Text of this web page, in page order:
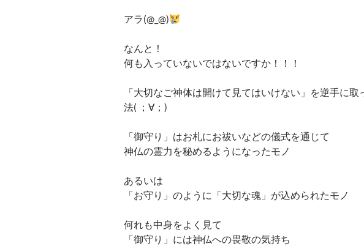
アラ(@_@)
なんと！
何も入っていないではないですか！！！
「大切なご神体は開けて見てはいけない」を逆手に取
法( ；∀；)
「御守り」はお札にお祓いなどの儀式を通じて
神仏の霊力を秘めるようになったモノ
あるいは
「お守り」のように「大切な魂」が込められたモノ
何れも中身をよく見て
「御守り」には神仏への畏敬の気持ち